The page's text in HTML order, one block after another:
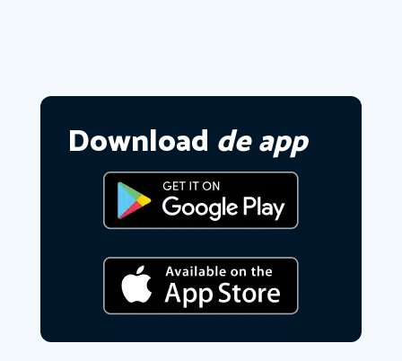
Download de app